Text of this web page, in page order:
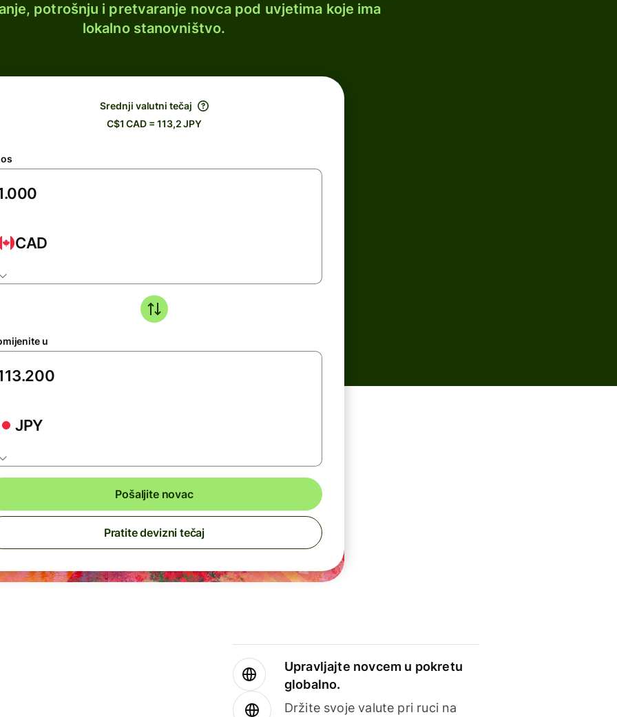
potrošnju i pretvaranje novca pod uvjetima koje ima
lokalno stanovništvo.
Srednji valutni tečaj
C$1 CAD = 113,2 JPY
CAD
u
JPY
Pošaljite novac
Pratite devizni tečaj
Upravljajte novcem u pokretu
globalno.
Držite svoje valute pri ruci na